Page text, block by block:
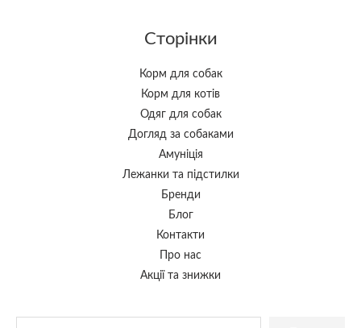
Сторінки
Корм для собак
Корм для котів
Одяг для собак
Догляд за собаками
Амуніція
Лежанки та підстилки
Бренди
Блог
Контакти
Про нас
Акції та знижки